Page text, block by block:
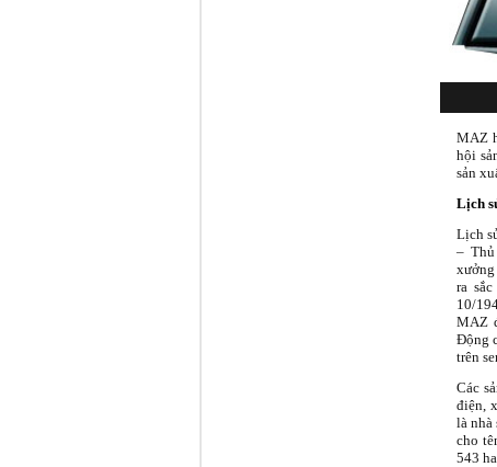
MAZ
hội
sản
Lịch
Lịch
–
xưởng
ra
10/
MAZ
Động
trên
Các
điện,
là nhà
cho
543